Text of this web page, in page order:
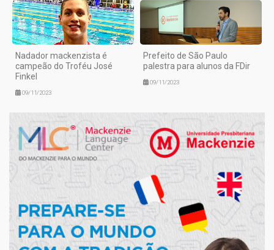
Nadador mackenzista é
campeão do Troféu José
Finkel
09/11/2023
Prefeito de São Paulo
palestra para alunos da FDir
09/11/2023